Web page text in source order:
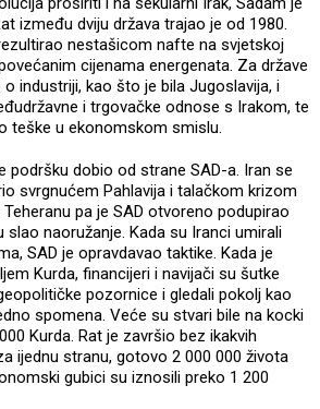
između dviju država trajao je od 1980.
nestašicom nafte na svjetskoj
cijenama energenata. Za države
industriji, kao što je bila Jugoslavija, i
i trgovačke odnose s Irakom, te
teške u ekonomskom smislu.
podršku dobio od strane SAD-a. Iran se
svrgnućem Pahlavija i talačkom krizom
pa je SAD otvoreno podupirao
naoružanje. Kada su Iranci umirali
SAD je opravdavao taktike. Kada je
Kurda, financijeri i navijači su šutke
pozornice i gledali pokolj kao
spomena. Veće su stvari bile na kocki
Kurda. Rat je završio bez ikakvih
ijednu stranu, gotovo 2 000 000 života
gubici su iznosili preko 1 200